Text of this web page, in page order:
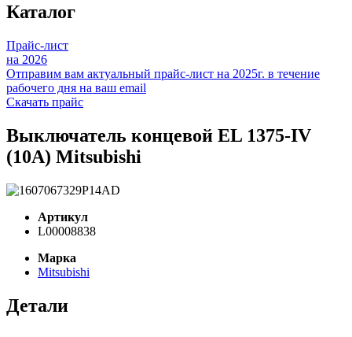
Каталог
Прайс-лист
на 2026
Отправим вам актуальный прайс-лист на 2025г. в течение
рабочего дня на ваш email
Скачать прайс
Выключатель концевой EL 1375-IV
(10A) Mitsubishi
Артикул
L00008838
Марка
Mitsubishi
Детали